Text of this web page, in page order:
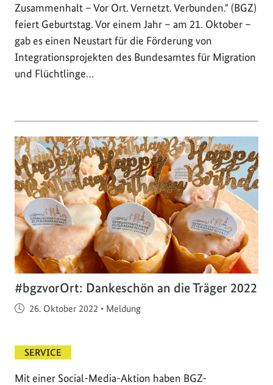
Zusammenhalt – Vor Ort. Vernetzt. Verbunden." (BGZ)
feiert Geburtstag. Vor einem Jahr – am 21. Oktober –
gab es einen Neustart für die Förderung von
Integrationsprojekten des Bundesamtes für Migration
und Flüchtlinge…
#bgzvorOrt: Dankeschön an die Träger 2022
Veröffentlicht am
26. Oktober 2022 • Meldung
SERVICE
Mit einer Social-Media-Aktion haben BGZ-